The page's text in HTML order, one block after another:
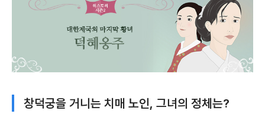
창덕궁을 거니는 치매 노인, 그녀의 정체는?